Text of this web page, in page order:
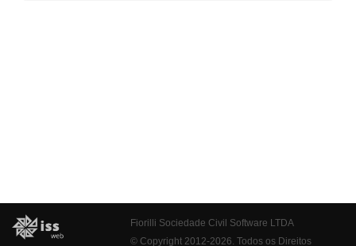
Fiorilli Sociedade Civil Software LTDA
© Copyright 2012-2026. Todos os Direitos